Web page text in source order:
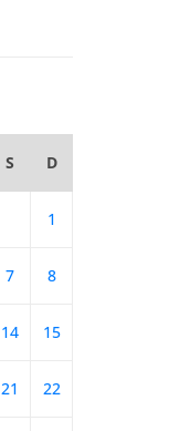
S D
1
7 8
14 15
21 22